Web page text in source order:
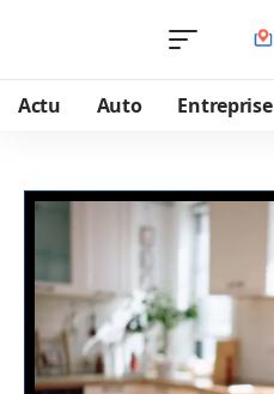
Actu Auto Entreprise